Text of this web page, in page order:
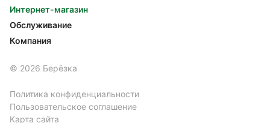
Интернет-магазин
Обслуживание
Компания
© 2026 Берёзка
Политика конфиденциальности
Пользовательское соглашение
Карта сайта